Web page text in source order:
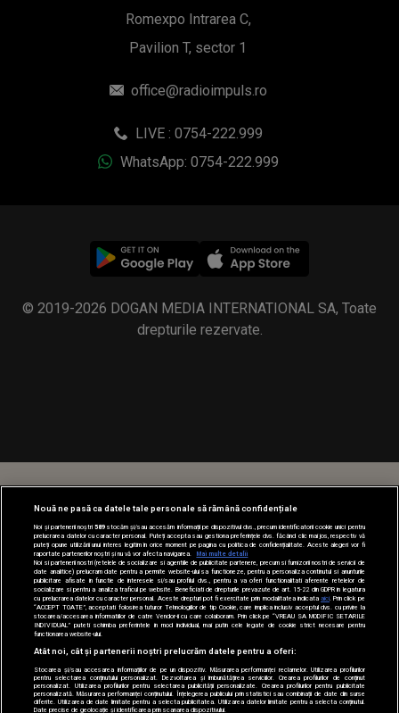
Romexpo Intrarea C,
Pavilion T, sector 1
office@radioimpuls.ro
LIVE : 0754-222.999
WhatsApp: 0754-222.999
© 2019-2026 DOGAN MEDIA INTERNATIONAL SA, Toate
drepturile rezervate.
Nouă ne pasă ca datele tale personale să rămână confidențiale
Noi și partenerii noștri589stocăm și/sau accesăm informații pe dispozitivul dvs., precum identificatorii cookie unici pentru
prelucrarea datelor cu caracter personal. Puteți accepta sau gestiona preferințele dvs. făcând clic mai jos, respectiv vă
puteți opune utilizării unui interes legitim în orice moment pe pagina cu politica de confidențialitate. Aceste alegeri vor fi
raportate partenerilor noștri și nu vă vor afecta navigarea.
Mai multe detalii
Noi si partenerii nostri (retelele de socializare si agentiile de publicitate partenere, precum si furnizorii nostri de servicii de
date analitice) prelucram date pentru a permite website-ului sa functioneze, pentru a personaliza continutul si anunturile
publicitare afisate in functie de interesele si/sau profilul dvs., pentru a va oferi functionalitati aferente retelelor de
socializare si pentru a analiza traficul pe website. Beneficiati de drepturile prevazute de art. 15-22 din GDPR in legatura
cu prelucrarea datelor cu caracter personal. Aceste drepturi pot fi exercitate prin modalitatea indicataaici . Prin click pe
“ACCEPT TOATE”, acceptati folosirea tuturor Tehnologiilor de tip Cookie, care implica inclusiv acceptul dvs. cu privire la
stocarea/accesarea informatiilor de catre Vendor-ii cu care colaboram. Prin click pe “VREAU SA MODIFIC SETARILE
INDIVIDUAL” puteti schimba preferintele in mod individual, mai putin cele legate de cookie strict necesare pentru
functionarea website-ului.
Atât noi, cât și partenerii noștri prelucrăm datele pentru a oferi:
Stocarea și/sau accesarea informațiilor de pe un dispozitiv. Măsurarea performanței reclamelor. Utilizarea profilurilor
pentru selectarea conținutului personalizat. Dezvoltarea și îmbunătățirea serviciilor. Crearea profilurilor de conținut
personalizat. Utilizarea profilurilor pentru selectarea publicității personalizate. Crearea profilurilor pentru publicitate
personalizată. Măsurarea performanței conținutului. Înțelegerea publicului prin statistici sau combinații de date din surse
diferite. Utilizarea de date limitate pentru a selecta publicitatea. Utilizarea datelor limitate pentru a selecta conținutul.
Date precise de geolocație și identificarea prin scanarea dispozitivului.